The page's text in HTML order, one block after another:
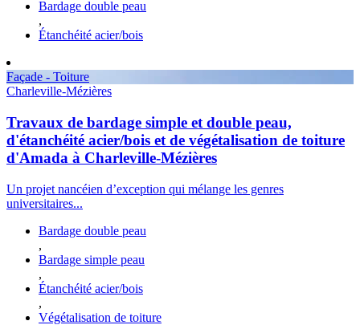
Bardage double peau
,
Étanchéité acier/bois
Façade - Toiture
Charleville-Mézières
Travaux de bardage simple et double peau,
d'étanchéité acier/bois et de végétalisation de toiture
d'Amada à Charleville-Mézières
Un projet nancéien d’exception qui mélange les genres
universitaires...
Bardage double peau
,
Bardage simple peau
,
Étanchéité acier/bois
,
Végétalisation de toiture